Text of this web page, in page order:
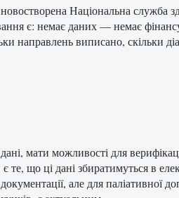
Національна служба
є: немає даних — немає
направлень виписано, скільки
мати можливості для
що ці дані збиратимуться в
але для паліативної